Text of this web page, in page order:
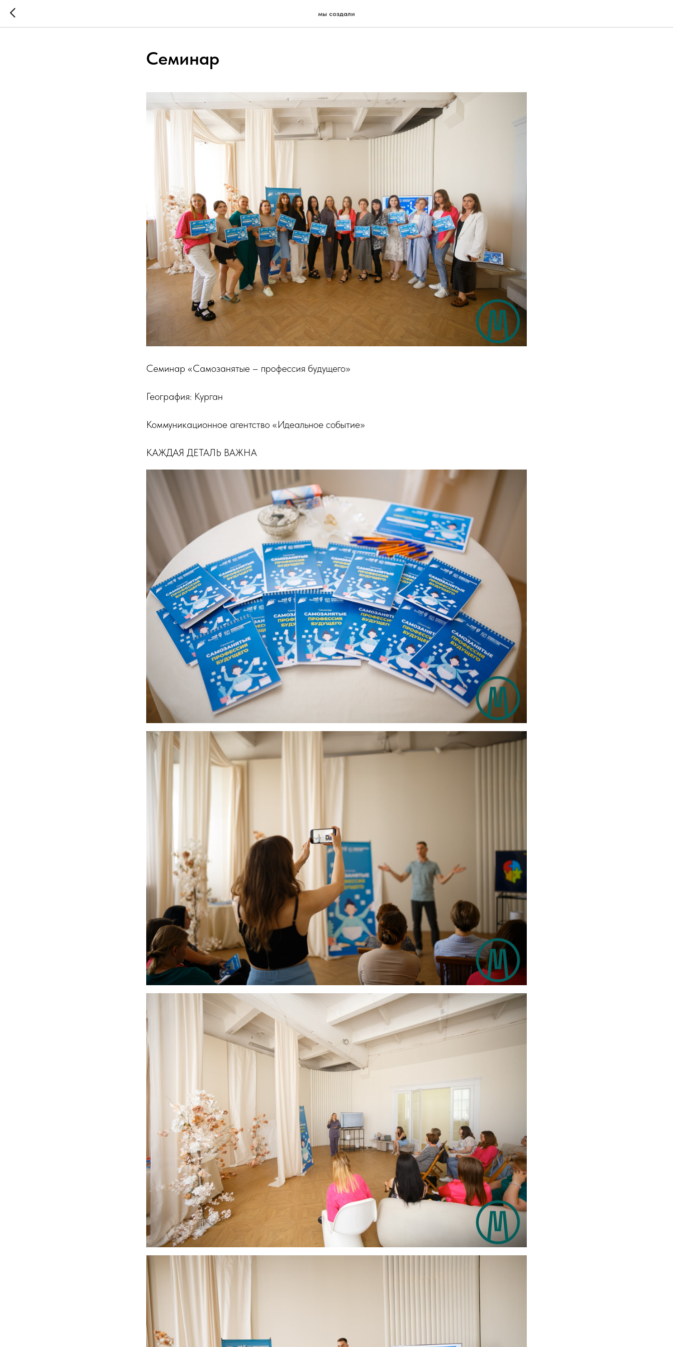
мы создали
Семинар
Семинар «Самозанятые – профессия будущего»
География: Курган
Коммуникационное агентство «Идеальное событие»
КАЖДАЯ ДЕТАЛЬ ВАЖНА